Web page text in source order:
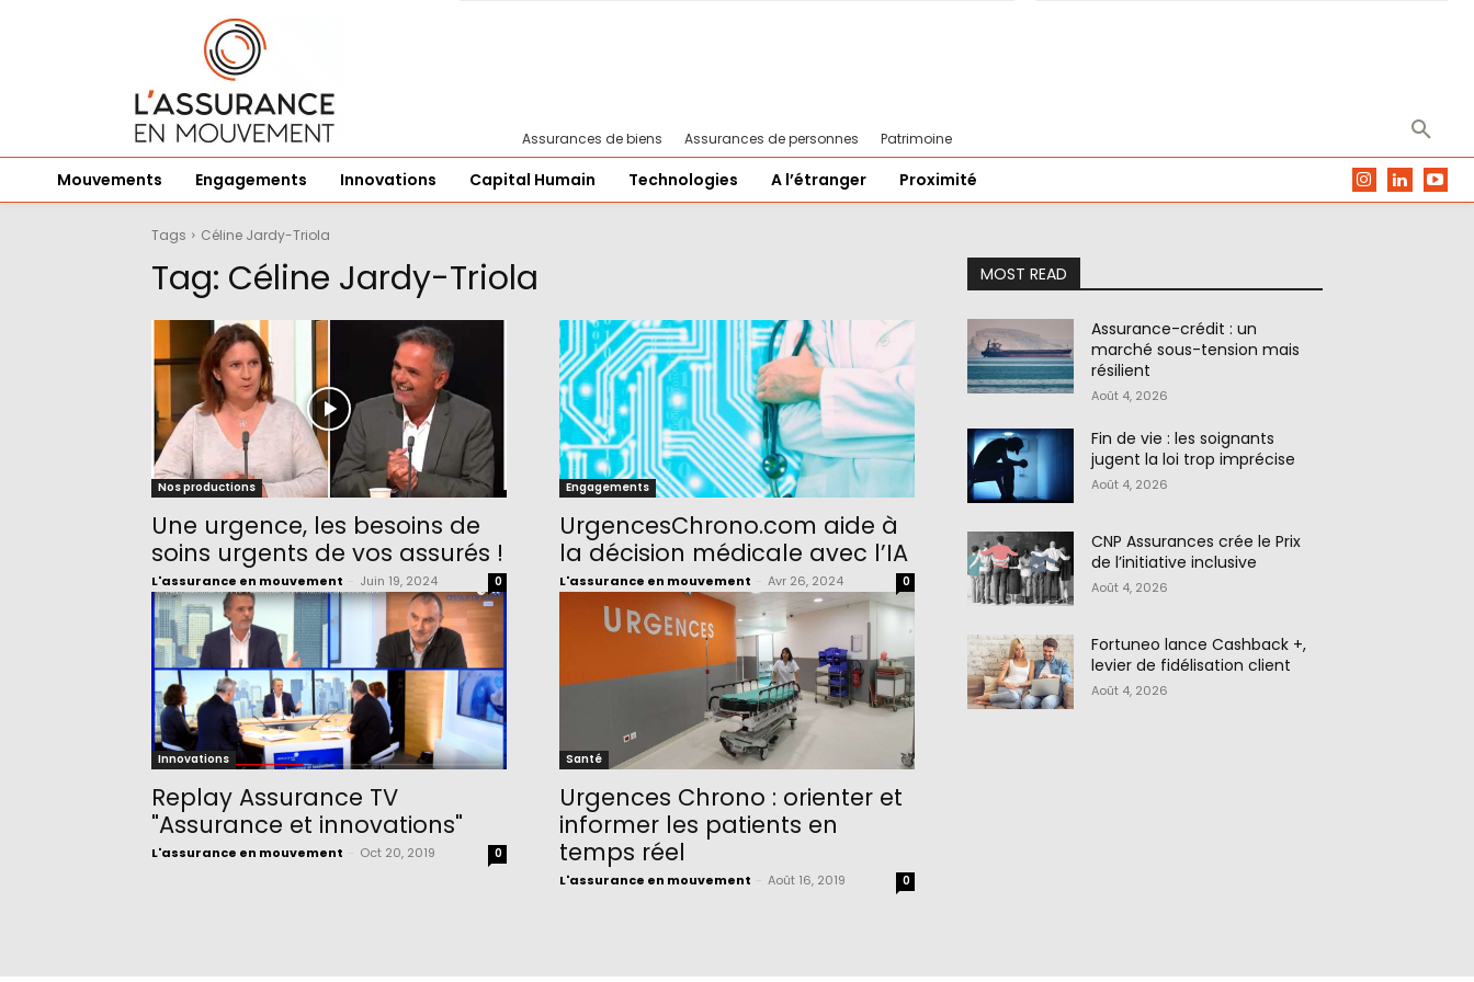
Assurances de biens Assurances de personnes Patrimoine
Mouvements Engagements Innovations Capital Humain Technologies A l’étranger Proximité
Tags Céline Jardy-Triola
Tag: Céline Jardy-Triola
Nos productions
Une urgence, les besoins de
soins urgents de vos assurés !
L'assurance en mouvement Juin 19, 2024 0
Engagements
UrgencesChrono.com aide à
la décision médicale avec l’IA
L'assurance en mouvement Avr 26, 2024 0
Innovations
Replay Assurance TV
"Assurance et innovations"
L'assurance en mouvement Oct 20, 2019 0
Santé
Urgences Chrono : orienter et
informer les patients en
temps réel
L'assurance en mouvement Août 16, 2019 0
MOST READ
Assurance-crédit : un
marché sous-tension mais
résilient
Août 4, 2026
Fin de vie : les soignants
jugent la loi trop imprécise
Août 4, 2026
CNP Assurances crée le Prix
de l’initiative inclusive
Août 4, 2026
Fortuneo lance Cashback +,
levier de fidélisation client
Août 4, 2026